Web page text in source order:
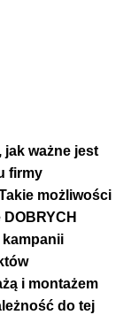
jak ważne jest
firmy
możliwości
kampanii
i montażem
do tej